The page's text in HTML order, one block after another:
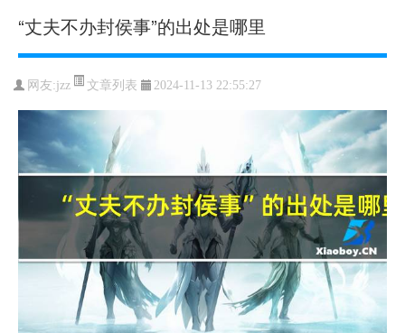
“丈夫不办封侯事”的出处是哪里
网友:jzz 文章列表 2024-11-13 22:55:27